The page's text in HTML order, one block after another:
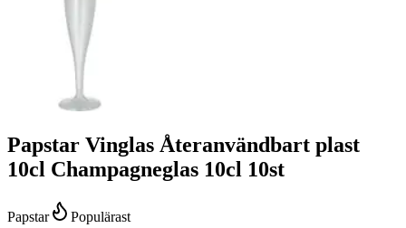
Papstar Vinglas Återanvändbart plast
10cl Champagneglas 10cl 10st
Papstar
Populärast